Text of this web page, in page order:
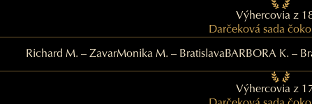
Výhercovia z
Darčeková sada
Richard M. – ZavarMonika M. – BratislavaBARBORA K. –
Výhercovia z